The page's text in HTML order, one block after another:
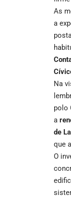
As
a
Na
polo
a
de
que
O